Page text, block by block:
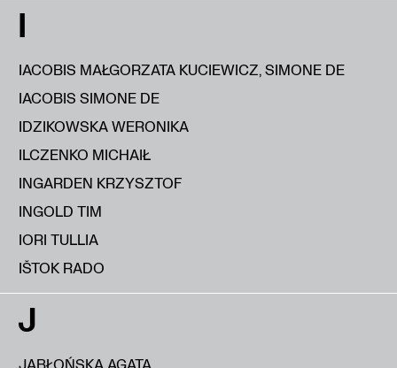
I
IACOBIS MAŁGORZATA KUCIEWICZ, SIMONE DE
IACOBIS SIMONE DE
IDZIKOWSKA WERONIKA
ILCZENKO MICHAIŁ
INGARDEN KRZYSZTOF
INGOLD TIM
IORI TULLIA
IŠTOK RADO
J
JABŁOŃSKA AGATA